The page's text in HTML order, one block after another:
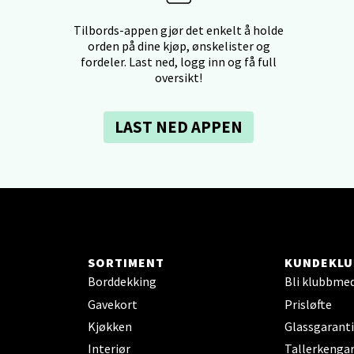
Tilbords-appen gjør det enkelt å holde
orden på dine kjøp, ønskelister og
fordeler. Last ned, logg inn og få full
oversikt!
LAST NED APPEN
SORTIMENT
Borddekking
Gavekort
Kjøkken
Interiør
Bli
Prisløfte
Glassgaranti
- Sirkus Shopping
5, 7044 Trondheim
- Sortland Storsenter
26, 8400 Sortland